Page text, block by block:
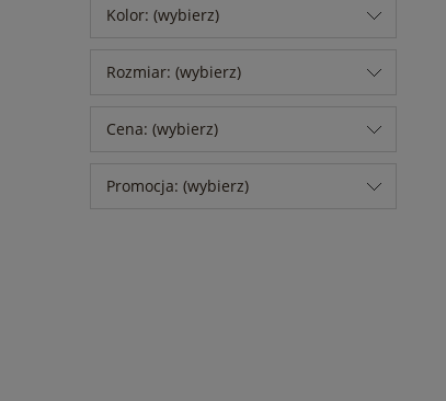
Kolor: (wybierz)
Rozmiar: (wybierz)
Cena: (wybierz)
Promocja: (wybierz)